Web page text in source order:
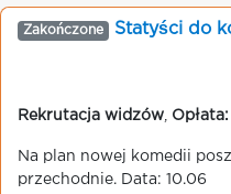
Zakończone Statyści do
Rekrutacja widzów Opłata:
Na plan nowej komedii
przechodnie. Data: 10.06